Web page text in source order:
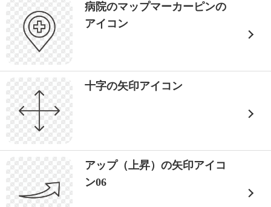
病院のマップマーカーピンの
アイコン
十字の矢印アイコン
アップ（上昇）の矢印アイコ
ン06